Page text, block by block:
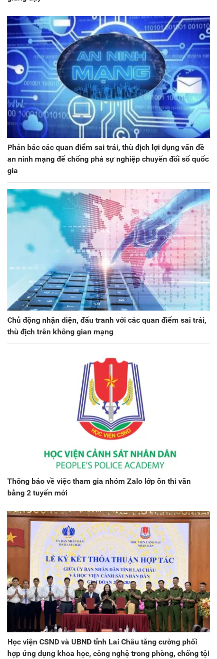
Phản bác các quan điểm sai trái, thù địch lợi dụng vấn đề
an ninh mạng để chống phá sự nghiệp chuyển đổi số quốc
gia
Chủ động nhận diện, đấu tranh với các quan điểm sai trái,
thù địch trên không gian mạng
Thông báo về việc tham gia nhóm Zalo lớp ôn thi văn
bằng 2 tuyển mới
Học viện CSND và UBND tỉnh Lai Châu tăng cường phối
hợp ứng dụng khoa học, công nghệ trong phòng, chống tội